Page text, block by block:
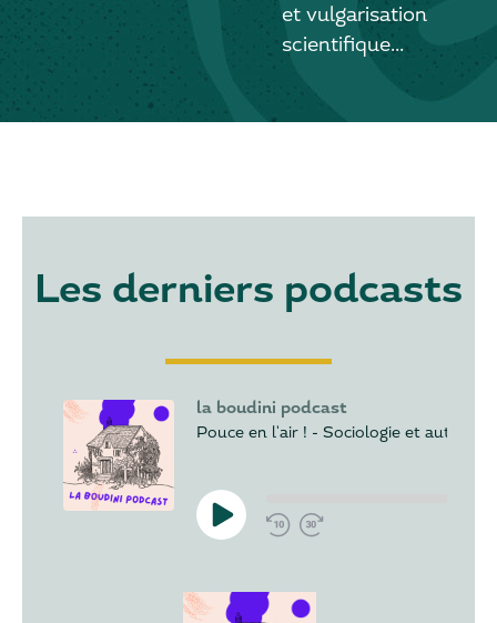
et vulgarisation
scientifique...
Les derniers podcasts
la boudini podcast
Pouce en l'air ! - Sociologie et autostop